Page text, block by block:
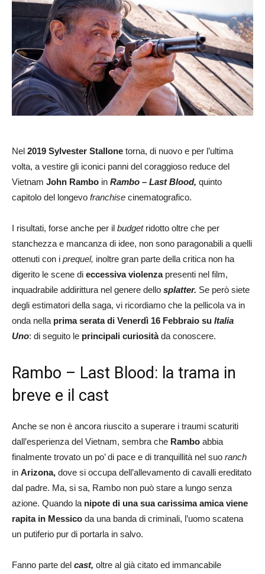
Nel 2019 Sylvester Stallone torna, di nuovo e per l’ultima
volta, a vestire gli iconici panni del coraggioso reduce del
Vietnam John Rambo in Rambo – Last Blood, quinto
capitolo del longevo franchise cinematografico.
I risultati, forse anche per il budgetridotto oltre che per
stanchezza e mancanza di idee, non sono paragonabili a quelli
ottenuti con i prequel, inoltre gran parte della critica non ha
digerito le scene di eccessiva violenzapresenti nel film,
inquadrabile addirittura nel genere dello splatter. Se però siete
degli estimatori della saga, vi ricordiamo che la pellicola va in
onda nella prima serata di Venerdì 16 Febbraio su Italia
Uno: di seguito le principali curiositàda conoscere.
Rambo – Last Blood: la trama in
breve e il cast
Anche se non è ancora riuscito a superare i traumi scaturiti
dall’esperienza del Vietnam, sembra che Rambo abbia
finalmente trovato un po’ di pace e di tranquillità nel suo ranch
in Arizona, dove si occupa dell’allevamento di cavalli ereditato
dal padre. Ma, si sa, Rambo non può stare a lungo senza
azione. Quando la nipote di una sua carissima amica viene
rapita in Messico da una banda di criminali, l’uomo scatena
un putiferio pur di portarla in salvo.
Fanno parte del cast, oltre al già citato ed immancabile